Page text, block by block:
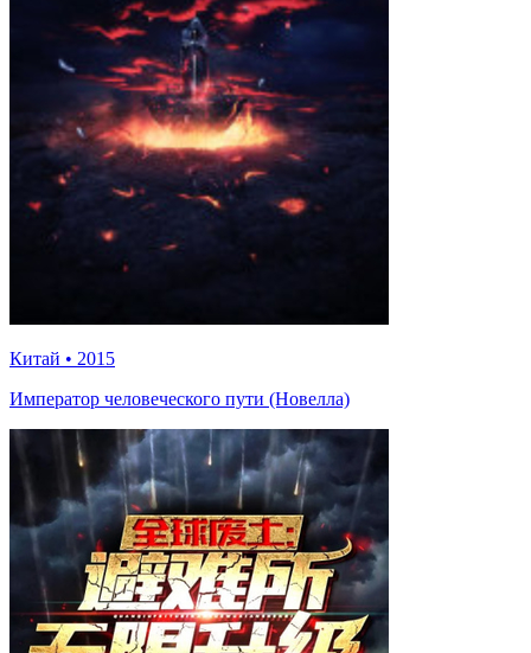
Китай • 2015
Император человеческого пути (Новелла)